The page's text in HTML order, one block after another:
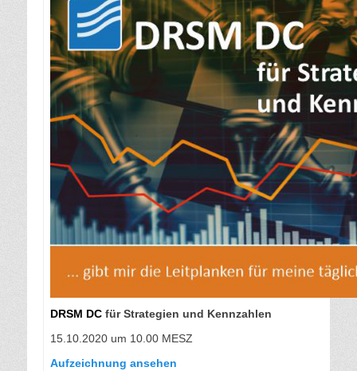
DRSM DC für Strategien und Kennzahlen
15.10.2020 um 10.00 MESZ
Aufzeichnung ansehen